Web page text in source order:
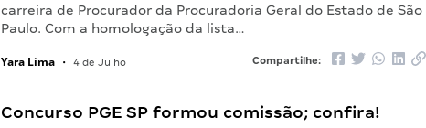
carreira de Procurador da Procuradoria Geral do Estado de São
Paulo. Com a homologação da lista…
Yara Lima • 4 de Julho Compartilhe:
Concurso PGE SP formou comissão; confira!